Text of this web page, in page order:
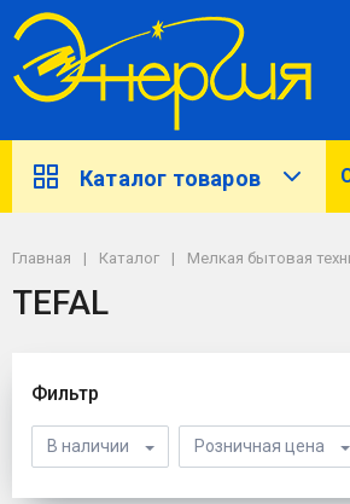
Каталог товаров
Главная Каталог Мелкая бытовая
TEFAL
Фильтр
В наличии Розничная цена